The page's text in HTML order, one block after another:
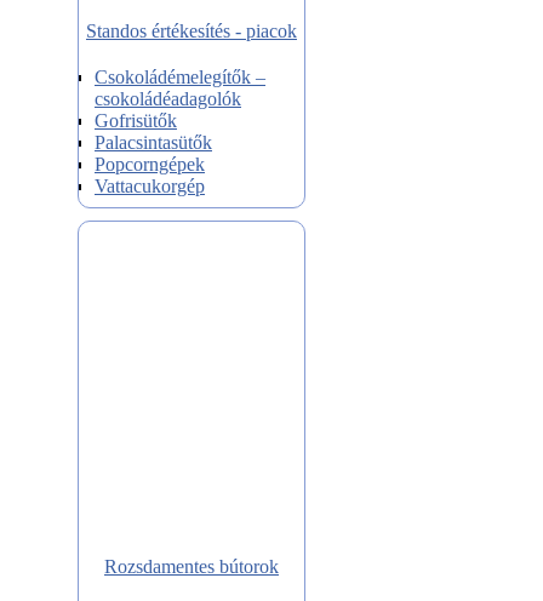
Standos értékesítés - piacok
Csokoládémelegítők –
csokoládéadagolók
Gofrisütők
Palacsintasütők
Popcorngépek
Vattacukorgép
Rozsdamentes bútorok